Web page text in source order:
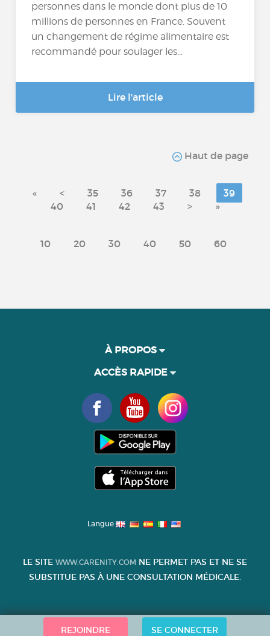
personnes dans le monde dont plus de 10
millions de personnes en France. Souvent
un changement de régime alimentaire est
recommandé pour soulager les...
Lire l'article
Haut de page
« < 35 36 37 38
39
40
41 42 43 > »
10 20 30 40 50 60
REJOINDRE SE CONNECTER
À PROPOS
ACCÈS RAPIDE
Langue
LE SITE WWW.CARENITY.COM NE PERMET PAS ET NE SE
SUBSTITUE PAS À UNE CONSULTATION MÉDICALE.